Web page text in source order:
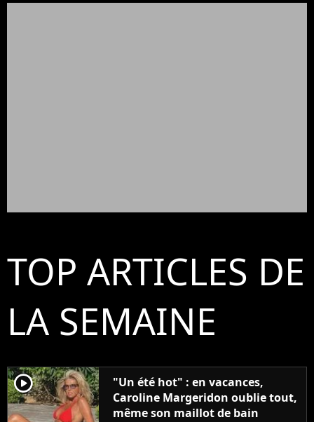
TOP ARTICLES DE
LA SEMAINE
player2
"Un été hot" : en vacances,
Caroline Margeridon oublie tout,
même son maillot de bain